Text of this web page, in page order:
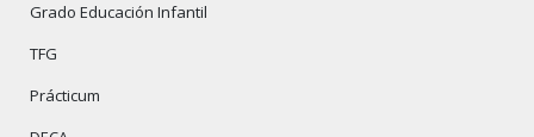
Grado Educación Infantil
TFG
Prácticum